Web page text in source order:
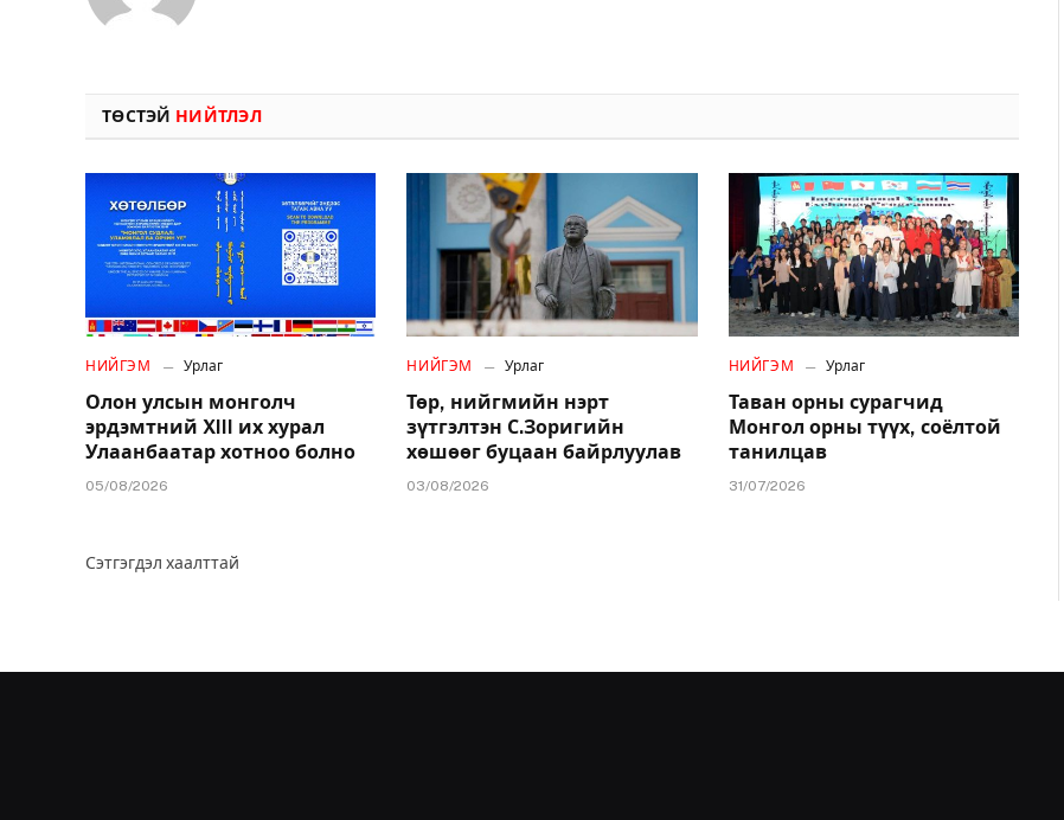
ТӨСТЭЙ НИЙТЛЭЛ
НИЙГЭМ Урлаг
Олон улсын монголч
эрдэмтний XIII их хурал
Улаанбаатар хотноо болно
05/08/2026
НИЙГЭМ Урлаг
Төр, нийгмийн нэрт
зүтгэлтэн С.Зоригийн
хөшөөг буцаан байрлуулав
03/08/2026
НИЙГЭМ Урлаг
Таван орны сурагчид
Монгол орны түүх, соёлтой
танилцав
31/07/2026
Сэтгэгдэл хаалттай